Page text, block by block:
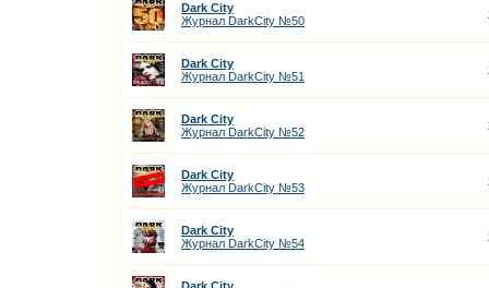
Dark City
Журнал DarkCity №50
Dark City
Журнал DarkCity №51
Dark City
Журнал DarkCity №52
Dark City
Журнал DarkCity №53
Dark City
Журнал DarkCity №54